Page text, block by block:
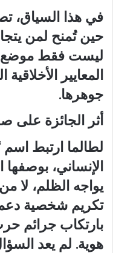
في هذا السياق،
حين تُمنح لمن
ليست فقط موضع
المعايير
جوهرها.
أثر الجائزة على
لطالما ارتبط اسم
الإنساني،
يواجه الظلم، لا
تكريم شخصية
بارتكاب جرائم
هوية. لم يعد